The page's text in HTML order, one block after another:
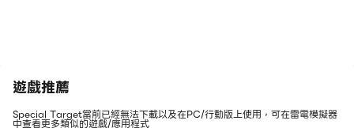
遊戲推薦
Special Target當前已經無法下載以及在PC/行動版上使用，可在雷電模擬器
中查看更多類似的遊戲/應用程式